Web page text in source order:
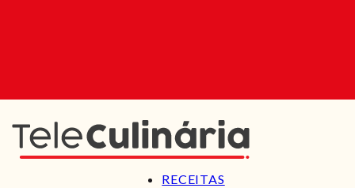
RECEITAS